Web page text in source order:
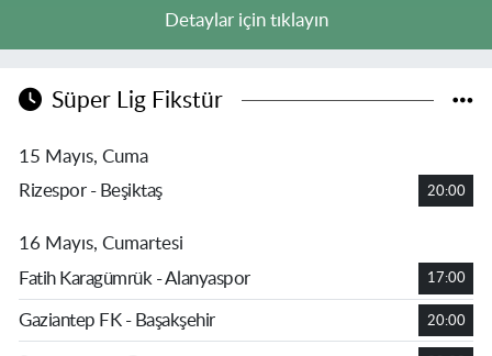
Detaylar için tıklayın
Süper Lig Fikstür
15 Mayıs, Cuma
Rizespor - Beşiktaş
20:00
16 Mayıs, Cumartesi
Fatih Karagümrük - Alanyaspor
17:00
Gaziantep FK - Başakşehir 20:00